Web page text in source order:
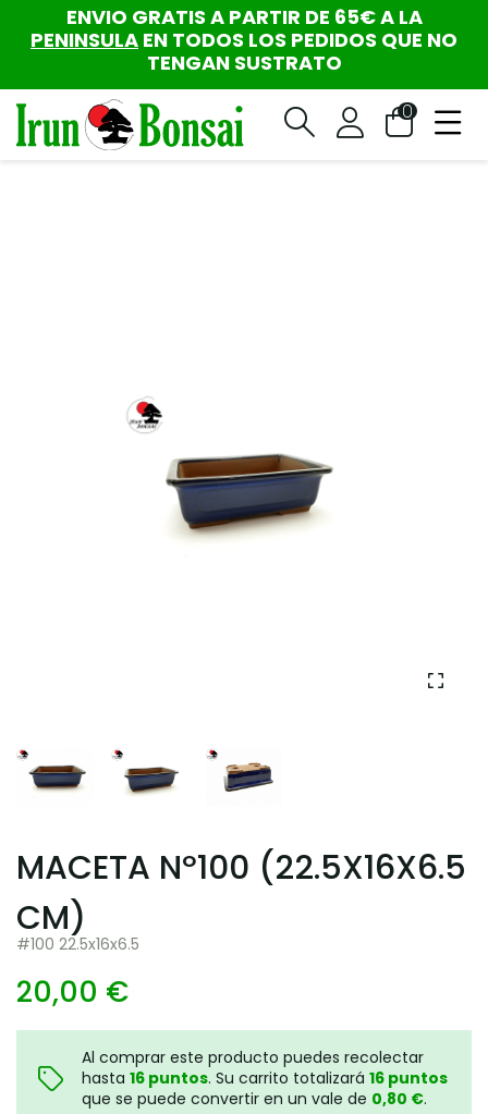
ENVIO GRATIS A PARTIR DE 65€ A LA
PENINSULA EN TODOS LOS PEDIDOS QUE NO
TENGAN SUSTRATO
0
MACETA Nº100 (22.5X16X6.5
CM)
#100 22.5x16x6.5
20,00 €
Al comprar este producto puedes recolectar
hasta 16 puntos. Su carrito totalizará 16 puntos
que se puede convertir en un vale de 0,80 €.